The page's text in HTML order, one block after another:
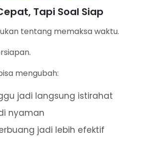
Tapi Soal Siap
tentang memaksa waktu.
mengubah:
jadi langsung istirahat
nyaman
jadi lebih efektif